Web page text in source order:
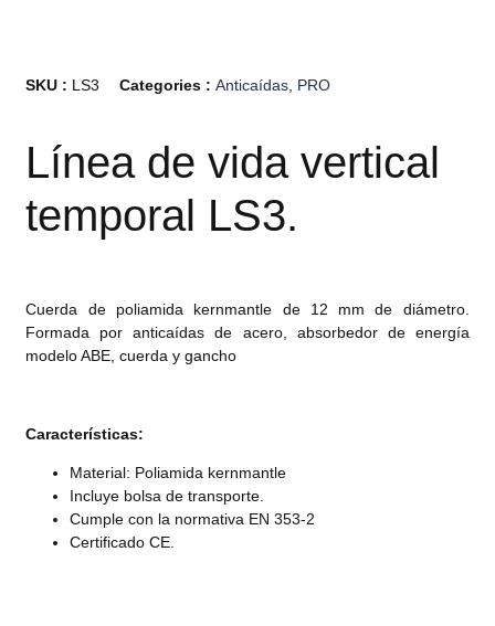
SKU : LS3 Categories :Anticaídas, PRO
Línea de vida vertical
temporal LS3.
Cuerda de poliamida kernmantle de 12 mm de diámetro.
Formada por anticaídas de acero, absorbedor de energía
modelo ABE, cuerda y gancho
Características:
Material: Poliamida kernmantle
Incluye bolsa de transporte.
Cumple con la normativa EN 353-2
Certificado CE.